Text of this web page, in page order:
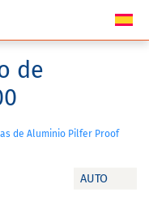
AUTO
de
de Aluminio Pilfer Proof